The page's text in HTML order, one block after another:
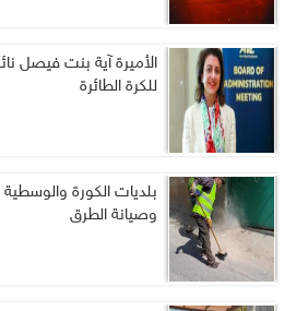
الأميرة آية بنت فيصل
للكرة الطائرة
بلديات الكورة
وصيانة الطرق